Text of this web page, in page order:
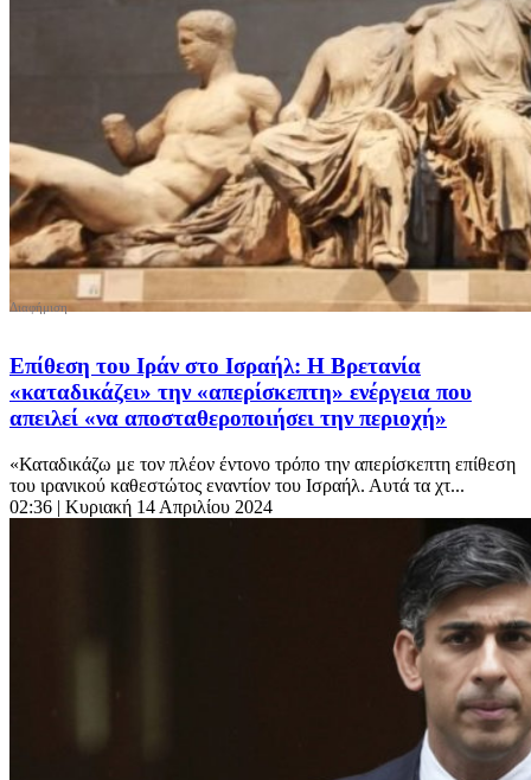
Επίθεση του Ιράν στο Ισραήλ: Η Βρετανία
«καταδικάζει» την «απερίσκεπτη» ενέργεια που
απειλεί «να αποσταθεροποιήσει την περιοχή»
«Καταδικάζω με τον πλέον έντονο τρόπο την απερίσκεπτη επίθεση
του ιρανικού καθεστώτος εναντίον του Ισραήλ. Αυτά τα χτ...
02:36 | Κυριακή 14 Απριλίου 2024